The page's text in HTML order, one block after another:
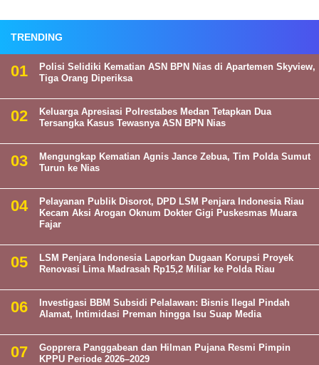
TRENDING
Polisi Selidiki Kematian ASN BPN Nias di Apartemen Skyview,
Tiga Orang Diperiksa
Keluarga Apresiasi Polrestabes Medan Tetapkan Dua
Tersangka Kasus Tewasnya ASN BPN Nias
Mengungkap Kematian Agnis Jance Zebua, Tim Polda Sumut
Turun ke Nias
Pelayanan Publik Disorot, DPD LSM Penjara Indonesia Riau
Kecam Aksi Arogan Oknum Dokter Gigi Puskesmas Muara
Fajar
LSM Penjara Indonesia Laporkan Dugaan Korupsi Proyek
Renovasi Lima Madrasah Rp15,2 Miliar ke Polda Riau
Investigasi BBM Subsidi Pelalawan: Bisnis Ilegal Pindah
Alamat, Intimidasi Preman hingga Isu Suap Media
Gopprera Panggabean dan Hilman Pujana Resmi Pimpin
KPPU Periode 2026–2029